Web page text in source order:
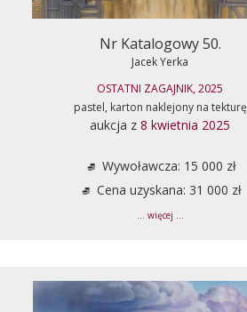
Nr Katalogowy 50.
Jacek Yerka
OSTATNI ZAGAJNIK, 2025
pastel, karton naklejony na tekturę
aukcja z 8 kwietnia 2025
Wywoławcza: 15 000 zł
Cena uzyskana: 31 000 zł
... więcej ...